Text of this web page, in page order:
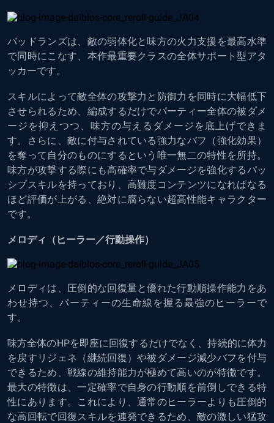
バッドランズは、敵の弱体化と味方の火力支援を最高水準
で同時にこなす、本作最重要クラスの全体サポート型アタ
ッカーです。
スキルによって敵全体の攻撃力と防御力を同時に大幅低下
させられるため、編成するだけでパーティー全体の被ダメ
ージを抑えつつ、味方の与えるダメージを底上げできま
す。さらに、敵に付与されている強力なバフ（強化効果）
を奪って自分のものにするという唯一無二の特性を所持。
味方が攻撃する際にも高確率で与ダメージを強化するパッ
シブスキルを持っており、高難度コンテンツになればなる
ほど評価が上がる、絶対に腐らない超高性能キャラクター
です。
メロディ（ヒーラー／行動操作）
メロディは、圧倒的な回復量と優れた行動順操作能力をあ
わせ持つ、パーティーの生命線を握る最強のヒーラーで
す。
味方全体のHPを即座に回復するだけでなく、持続的に体力
を戻すリジェネ（継続回復）や被ダメージ減少バフを付与
できるため、戦線の維持能力が極めて高いのが特徴です。
最大の特徴は、一定確率で自身の行動順を前倒しできる特
性にあります。これにより、通常のヒーラーよりも圧倒的
な高回転で回復スキルを連発できるため、敵の激しい猛攻